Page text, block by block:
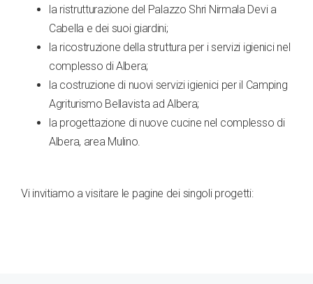
la ristrutturazione del Palazzo Shri Nirmala Devi a
Cabella e dei suoi giardini;
la ricostruzione della struttura per i servizi igienici nel
complesso di Albera;
la costruzione di nuovi servizi igienici per il Camping
Agriturismo Bellavista ad Albera;
la progettazione di nuove cucine nel complesso di
Albera, area Mulino.
Vi invitiamo a visitare le pagine dei singoli progetti: